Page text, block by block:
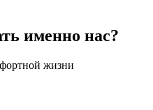
именно нас?
жизни